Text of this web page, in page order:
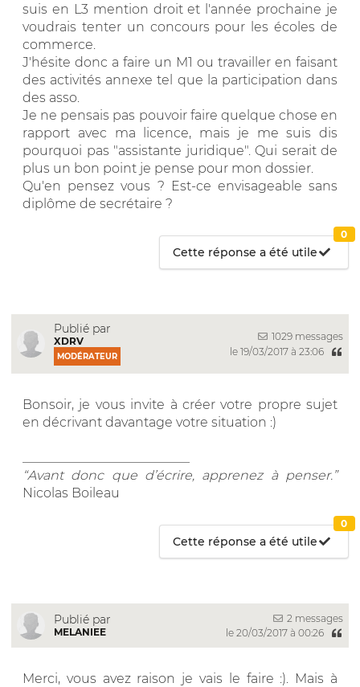
suis en L3 mention droit et l'année prochaine je
voudrais tenter un concours pour les écoles de
commerce.
J'hésite donc a faire un M1 ou travailler en faisant
des activités annexe tel que la participation dans
des asso.
Je ne pensais pas pouvoir faire quelque chose en
rapport avec ma licence, mais je me suis dis
pourquoi pas "assistante juridique". Qui serait de
plus un bon point je pense pour mon dossier.
Qu'en pensez vous ? Est-ce envisageable sans
diplôme de secrétaire ?
Cette réponse a été utile
0
Publié par
XDRV
MODÉRATEUR
1029 messages
le 19/03/2017 à 23:06
Bonsoir, je vous invite à créer votre propre sujet
en décrivant davantage votre situation :)
“Avant donc que d’écrire, apprenez à penser.”
Nicolas Boileau
Cette réponse a été utile
0
Publié par
MELANIEE
2 messages
le 20/03/2017 à 00:26
Merci, vous avez raison je vais le faire :). Mais à